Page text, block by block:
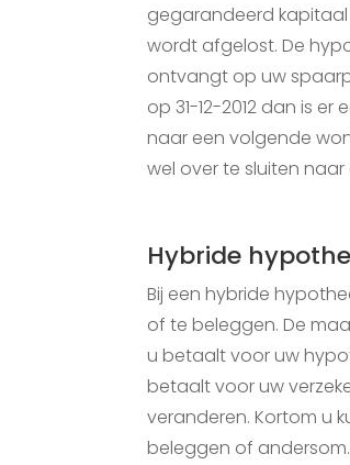
gegarandeerd
wordt afgelost. De
ontvangt op uw
op 31-12-2012 dan is
naar een volgende
wel over te sluiten
Hybride
Bij een hybride
of te beleggen. De
u betaalt voor uw
betaalt voor uw
veranderen. Kortom u
beleggen of